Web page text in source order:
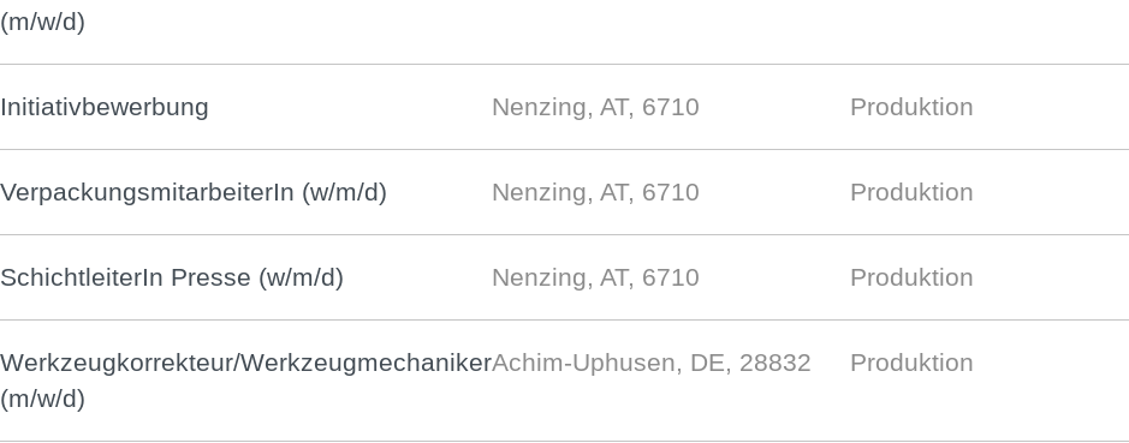
(m/w/d)
Initiativbewerbung Nenzing, AT, 6710 Produktion
VerpackungsmitarbeiterIn (w/m/d) Nenzing, AT, 6710 Produktion
SchichtleiterIn Presse (w/m/d) Nenzing, AT, 6710 Produktion
Werkzeugkorrekteur/Werkzeugmechaniker
(m/w/d)
Achim-Uphusen, DE, 28832 Produktion